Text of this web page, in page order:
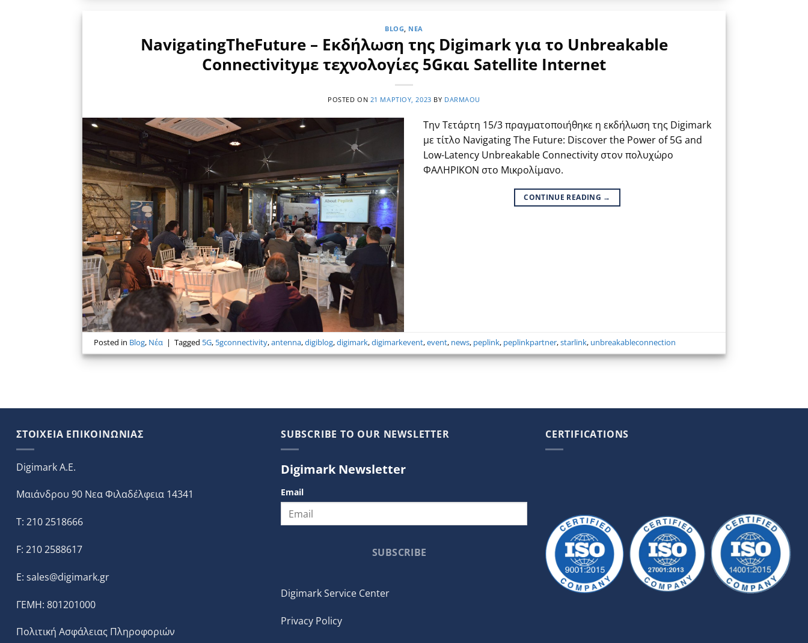
BLOG ΝΈΑ
NavigatingTheFuture – Εκδήλωση της Digimark για το Unbreakable
Connectivityμε τεχνολογίες 5Gκαι Satellite Internet
POSTED ON 21 ΜΑΡΤΊΟΥ, 2023 BY DARMAOU
Την Τετάρτη 15/3 πραγματοποιήθηκε η εκδήλωση της Digimark
με τίτλο Νavigating The Future: Discover the Power of 5G and
Low-Latency Unbreakable Connectivity στον πολυχώρο
ΦΑΛΗΡΙΚΟΝ στο Μικρολίμανο.
CONTINUE READING →
Posted in Blog, Νέα | Tagged 5G, 5gconnectivity,antenna,digiblog,digimark,digimarkevent,event, news, peplink, peplinkpartner,starlink, unbreakableconnection
ΣΤΟΙΧΕΙΑ ΕΠΙΚΟΙΝΩΝΙΑΣ
Digimark A.E.
Μαιάνδρου 90 Νεα Φιλαδέλφεια 14341
T: 210 2518666
F: 210 2588617
E: sales@digimark.gr
ΓΕΜΗ: 801201000
Πολιτική Ασφάλειας Πληροφοριών
SUBSCRIBE TO OUR NEWSLETTER
Digimark Newsletter
Email
SUBSCRIBE
Digimark Service Center
Privacy Policy
CERTIFICATIONS